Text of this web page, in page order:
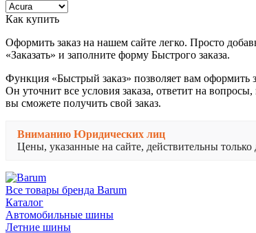
Как купить
Оформить заказ на нашем сайте легко. Просто
«Заказать» и заполните форму Быстрого заказа.
Функция «Быстрый заказ» позволяет вам оформить
Он уточнит все условия заказа, ответит на
вы сможете получить свой заказ.
Вниманию Юридических лиц
Цены, указанные на сайте, действительны
Все товары бренда Barum
Каталог
Автомобильные шины
Летние шины